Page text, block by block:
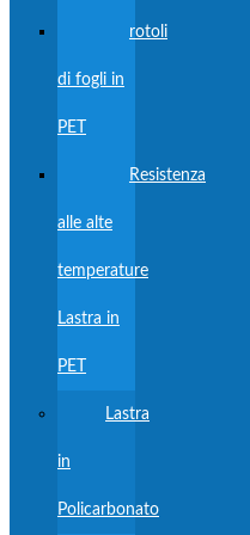
rotoli
di fogli in
PET
Resistenza
alle alte
temperature
Lastra in
PET
Lastra
in
Policarbonato